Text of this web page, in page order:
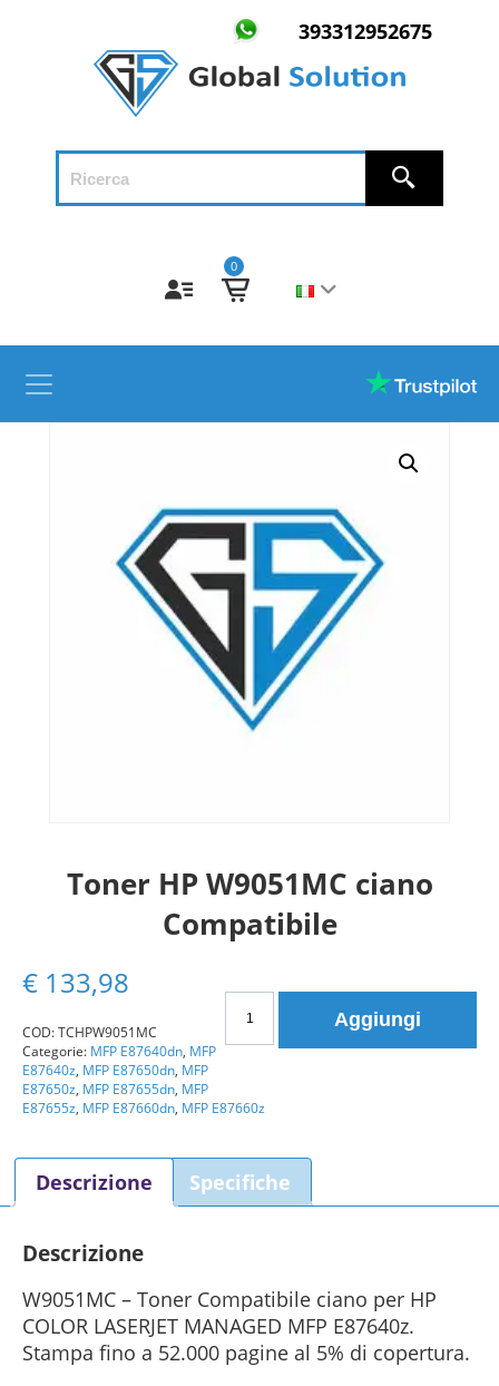
393312952675
0
Toner HP W9051MC ciano
Compatibile
€ 133,98
HP
W9051MC
Compatibile
Aggiungi
COD:TCHPW9051MC
Categorie: MFP E87640dn, MFP
E87640z, MFP E87650dn, MFP
E87650z, MFP E87655dn, MFP
E87655z, MFP E87660dn, MFP E87660z
Descrizione Specifiche
Descrizione
W9051MC – Toner Compatibile ciano per HP
COLOR LASERJET MANAGED MFP E87640z.
Stampa fino a 52.000 pagine al 5% di copertura.